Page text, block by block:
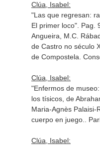
Clúa, Isabel:
"Las que regresan:
El primer loco". Pag.
Angueira, M.C.
de Castro no século
de Compostela.
Clúa, Isabel:
"Enfermos de
los tísicos, de
Maria-Agnès Palaisi-
cuerpo en juego.
.
Clúa, Isabel: